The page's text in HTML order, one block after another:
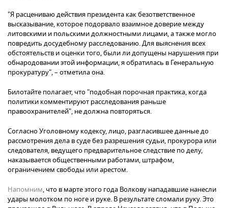
"Я расцениваю действия президента как безответственное
высказывание, которое подорвало взаимное доверие между
литовскими и польскими должностными лицами, а также могло
повредить досудебному расследованию. Для выяснения всех
обстоятельств и оценки того, были ли допущены нарушения при
обнародовании этой информации, я обратилась в Генеральную
прокуратуру", – отметила она.
Билотайте полагает, что "подобная порочная практика, когда
политики комментируют расследования раньше
правоохранителей", не должна повторяться.
Согласно Уголовному кодексу, лицо, разгласившее данные до
рассмотрения дела в суде без разрешения судьи, прокурора или
следователя, ведущего предварительное следствие по делу,
наказывается общественными работами, штрафом,
ограничением свободы или арестом.
Напомним, что в марте этого года Волкову нападавшие нанесли
удары молотком по ноге и руке. В результате сломали руку. Это